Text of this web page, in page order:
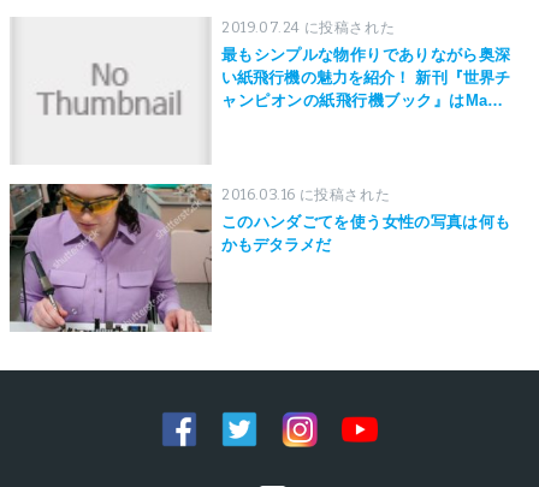
2019.07.24 に投稿された
最もシンプルな物作りでありながら奥深
い紙飛行機の魅力を紹介！ 新刊『世界チ
ャンピオンの紙飛行機ブック』はMaker
2016.03.16 に投稿された
このハンダごてを使う女性の写真は何も
かもデタラメだ